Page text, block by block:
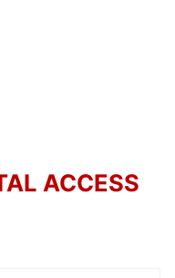
ACCESS